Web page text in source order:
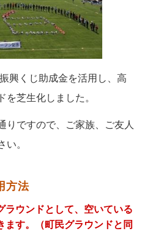
興くじ助成金を活用し、高
芝生化しました。
りですので、ご家族、ご友人
。
方法
ラウンドとして、空いている
ます。（町民グラウンドと同